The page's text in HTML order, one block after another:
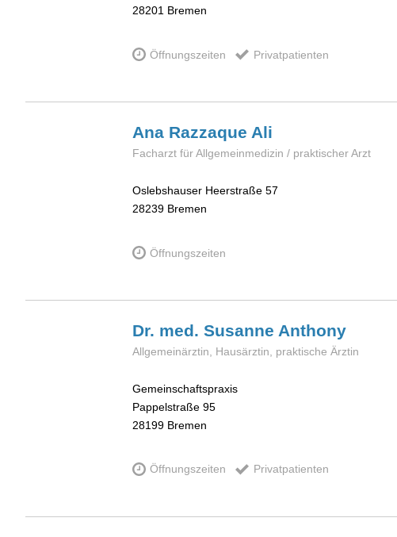
28201 Bremen
Öffnungszeiten Privatpatienten
Ana Razzaque Ali
Facharzt für Allgemeinmedizin / praktischer Arzt
Oslebshauser Heerstraße 57
28239 Bremen
Öffnungszeiten
Dr. med. Susanne Anthony
Allgemeinärztin, Hausärztin, praktische Ärztin
Gemeinschaftspraxis
Pappelstraße 95
28199 Bremen
Öffnungszeiten Privatpatienten